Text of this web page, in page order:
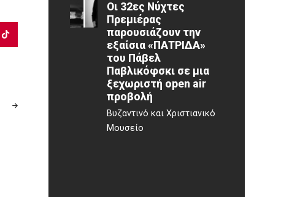
Οι 32ες Νύχτες
Πρεμιέρας
παρουσιάζουν την
εξαίσια «ΠΑΤΡΙΔΑ»
του Πάβελ
Παβλικόφσκι σε μια
ξεχωριστή open air
προβολή
Βυζαντινό και Χριστιανικό
Μουσείο